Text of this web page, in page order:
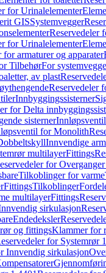
for Urinalelementer
GISSystemvegger
Reservedeler
for Urinalelementer
armaturer og apparater
TilbehørFor
av plast
Reservedeler
Innbyggingssisterner
for Delta
sisterner
for Monolith
Innvendige
multilayerFittings
for
Tilkoblinger for varme
FittingsTilkoblinger
multilayerFittings
sirkulasjon
Endedeksler
og fittingsKlammer for
for Systemrør
Innvendig sirkulasjon